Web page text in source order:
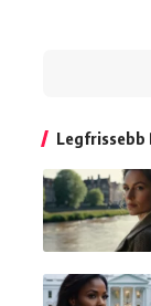
Legfrissebb